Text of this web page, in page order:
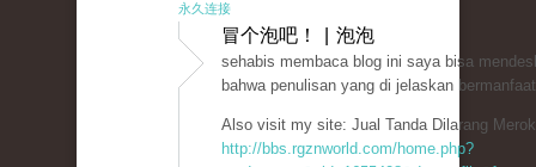
永久连接
冒个泡吧！ | 泡泡
sehabis membaca blog ini saya bisa
bahwa penulisan yang di jelaskan
Also visit my site: Jual Tanda Dilarang
http://bbs.rgznworld.com/home.php?